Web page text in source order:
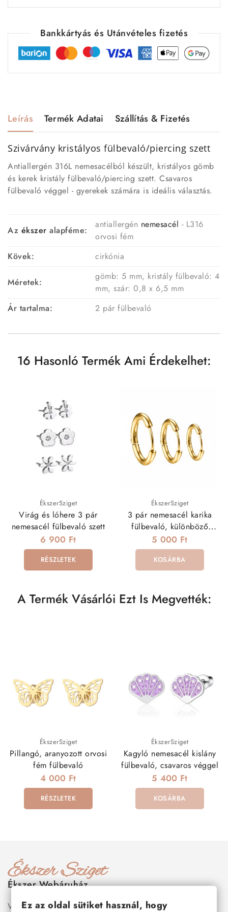
Bankkártyás és Utánvételes fizetés
Leírás Termék Adatai Szállítás & Fizetés
Szivárvány kristályos fülbevaló/piercing szett
Antiallergén 316L nemesacélból készült, kristályos gömb
és kerek kristály fülbevaló/piercing szett. Csavaros
fülbevaló véggel - gyerekek számára is ideális választás.
Az ékszer alapféme:
antiallergén nemesacél - L316
orvosi fém
Kövek:
cirkónia
Méretek:
gömb: 5 mm, kristály fülbevaló: 4
mm, szár: 0,8 x 6,5 mm
Ár tartalma:
2 pár fülbevaló
16 Hasonló Termék Ami Érdekelhet:
ÉkszerSziget
Virág és lóhere 3 pár
nemesacél fülbevaló szett
6 900 Ft
RÉSZLETEK
ÉkszerSziget
3 pár nemesacél karika
fülbevaló, különböző
méretekben - arany
5 000 Ft
KOSÁRBA
A Termék Vásárlói Ezt Is Megvették:
ÉkszerSziget
Pillangó, aranyozott orvosi
fém fülbevaló
4 000 Ft
RÉSZLETEK
ÉkszerSziget
Kagyló nemesacél kislány
fülbevaló, csavaros véggel
5 400 Ft
KOSÁRBA
Ékszer Webáruház
Válogass több száz prémium minőségű, stílusos és tartós
Ez az oldal sütiket használ, hogy